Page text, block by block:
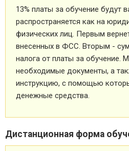
13% платы за обучение будут
распространяется как на
физических лиц. Первым
внесенных в ФСС. Вторым -
налога от платы за обучение.
необходимые документы, а
инструкцию, с помощью
денежные средства.
Дистанционная форма